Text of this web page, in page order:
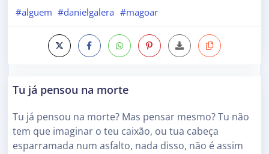
#alguem #danielgalera #magoar
Tu já pensou na morte
Tu já pensou na morte? Mas pensar mesmo? Tu não
tem que imaginar o teu caixão, ou tua cabeça
esparramada num asfalto, nada disso, não é assim